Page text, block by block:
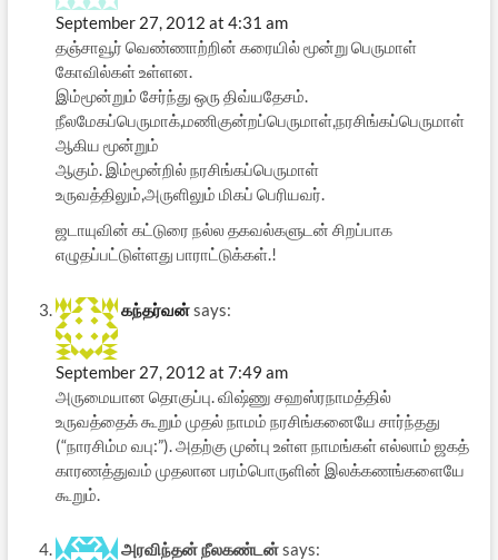
September 27, 2012 at 4:31 am
தஞ்சாவூர் வெண்ணாற்றின் கரையில் மூன்று பெருமாள்
கோவில்கள் உள்ளன.
இம்மூன்றும் சேர்ந்து ஒரு திவ்யதேசம்.
நீலமேகப்பெருமாக்,மணிகுன்றப்பெருமாள்,நரசிங்கப்பெருமாள்
ஆகிய மூன்றும்
ஆகும். இம்மூன்றில் நரசிங்கப்பெருமாள்
உருவத்திலும்,அருளிலும் மிகப் பெரியவர்.
ஜடாயுவின் கட்டுரை நல்ல தகவல்களுடன் சிறப்பாக
எழுதப்பட்டுள்ளது பாராட்டுக்கள்.!
கந்தர்வன்says:
September 27, 2012 at 7:49 am
அருமையான தொகுப்பு. விஷ்ணு சஹஸ்ரநாமத்தில்
உருவத்தைக் கூறும் முதல் நாமம் நரசிங்கனையே சார்ந்தது
(“நாரசிம்ம வபு:”). அதற்கு முன்பு உள்ள நாமங்கள் எல்லாம் ஜகத்
காரணத்துவம் முதலான பரம்பொருளின் இலக்கணங்களையே
கூறும்.
அரவிந்தன் நீலகண்டன்says: